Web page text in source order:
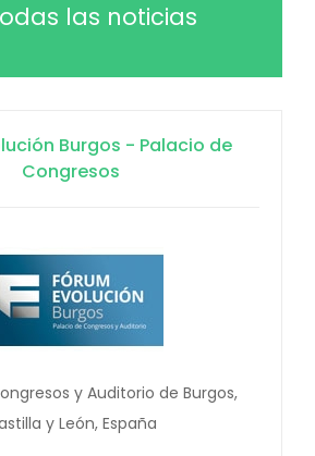
las noticias
Burgos - Palacio de
Congresos
y Auditorio de Burgos,
y León, España